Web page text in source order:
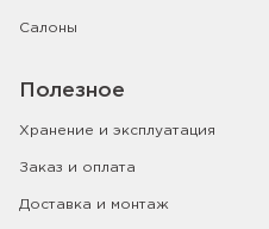
Салоны
Полезное
Хранение и эксплуатация
Заказ и оплата
Доставка и монтаж